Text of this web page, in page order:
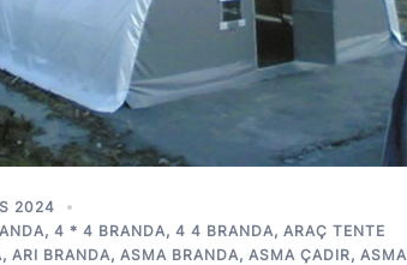
2024
, 4 * 4 BRANDA, 4 4 BRANDA, ARAÇ TENTE
, ARI BRANDA, ASMA BRANDA, ASMA ÇADIR, ASMA